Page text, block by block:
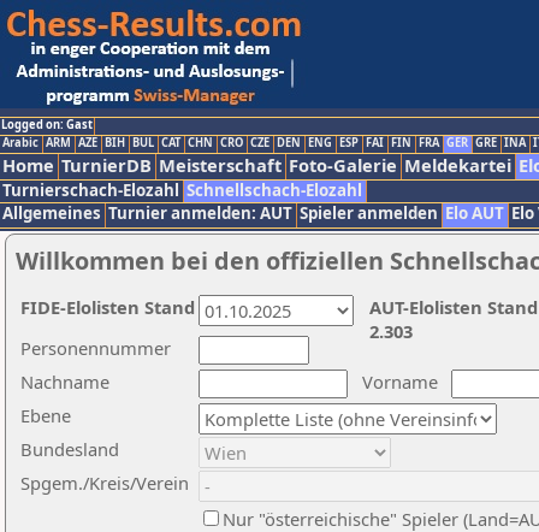
Logged on: Gast
Arabic ARM AZE BIH BUL CAT CHN CRO CZE DEN ENG ESP FAI FIN FRA GER GRE INA
Home TurnierDB Meisterschaft Foto-Galerie Meldekartei
Turnierschach-Elozahl Schnellschach-Elozahl
Allgemeines Turnier anmelden: AUT Spieler anmelden Elo AUT
Willkommen bei den offiziellen
Nachname
Vorname
Ebene
Personennummer
Bundesland
Spgem./Kreis/Verein
Nur "österreichische" Spieler
AUT-Elolisten
2.303
FIDE-Elolisten Stand